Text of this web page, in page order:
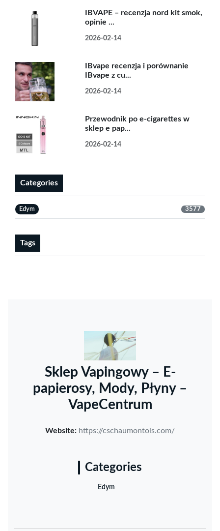
IBVAPE – recenzja nord kit smok,
opinie ...
2026-02-14
IBvape recenzja i porównanie
IBvape z cu...
2026-02-14
Przewodnik po e-cigarettes w
sklep e pap...
2026-02-14
Categories
Edym 3577
Tags
Sklep Vapingowy – E-
papierosy, Mody, Płyny –
VapeCentrum
Website: https://cschaumontois.com/
Categories
Edym